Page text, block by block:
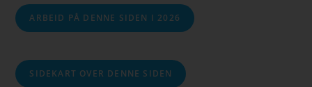
ARBEID PÅ DENNE SIDEN I 2026
SIDEKART OVER DENNE SIDEN